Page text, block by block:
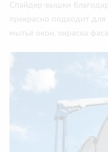
Спайдер-вышки
прекрасно подходит
мытьё окон, окраска